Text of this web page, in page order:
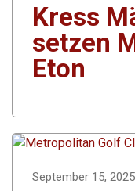
Kress
setzen
Eton
September 15, 2025